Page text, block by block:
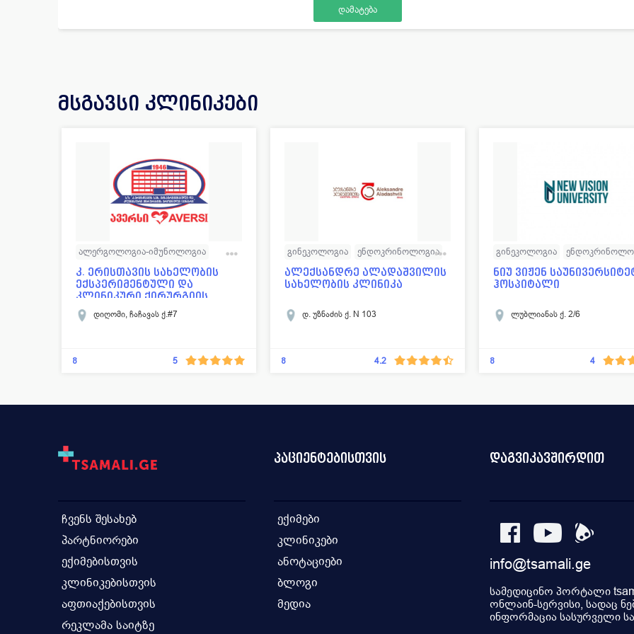
მსგავსი კლინიკები
ალერგოლოგია-იმუნოლოგია
გინეკოლოგია
ენდოკრინოლოგია
კარდიოლოგია
ნევროლოგია
ნეიროქირურგია
ონკოლოგია
უროლოგია
ქირურგია
ანგიოლოგია
თერაპია
ყბა-სახის ქირურგია
პლასტიკური და რეკონსტრუქციული
კ. ერისთავის სახელობის
ექსპერიმენტული და
კლინიკური ქირურგიის
ეროვ...დიღომი, ჩაჩავას ქ.#7
8 5
გინეკოლოგია
ენდოკრინოლოგია
კარდიოლოგია
ლაბორატორია
ნევროლოგია
ნეიროქირურგია
ონკოლოგია
ტრავმატოლოგია
ყბა-სახის ქირურგია
კარდიოქირურგია
ალექსანდრე ალადაშვილის
სახელობის კლინიკა
დ. უზნაძის ქ. N 103
8 4.2
გინეკოლოგია
კარდიოლოგია
ონკოლოგია
ოფთალმოლოგია
ნიუ ვიჟენ
ჰოსპიტალი
ლუბლიანას ქ. 2/6
8 4
ჩვენს შესახებ
პარტნიორები
ექიმებისთვის
კლინიკებისთვის
აფთიაქებისთვის
რეკლამა საიტზე
პაციენტებისთვის
ექიმები
კლინიკები
ანოტაციები
ბლოგი
მედია
დაგვიკავშირდით
info@tsamali.ge
სამედიცინო პორტალი
ონლაინ-სერვისი, სადაც
ინფორმაცია სასურველი